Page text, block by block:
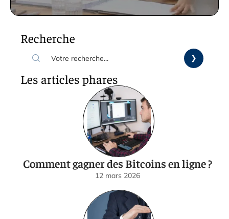
Recherche
Les articles phares
Comment gagner des Bitcoins en ligne ?
12 mars 2026